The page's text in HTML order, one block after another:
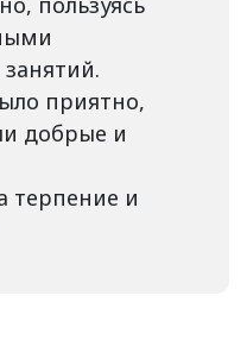
приятно,
добрые и
терпение и